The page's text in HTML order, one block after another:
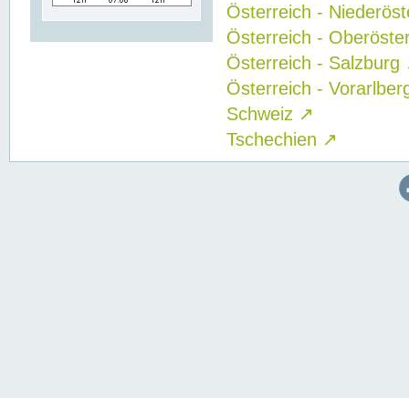
Österreich -
Österreich -
Österreich - Salzburg
Österreich -
Schweiz ↗
Tschechien ↗